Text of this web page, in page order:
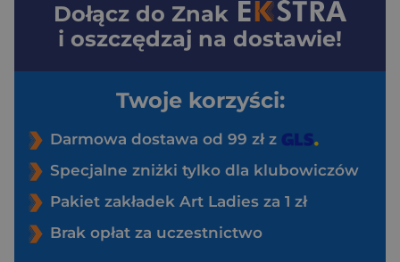
Dołącz do Znak
i oszczędzaj na dostawie!
Twoje korzyści:
Darmowa dostawa od 99 zł z
Specjalne zniżki tylko dla klubowiczów
Pakiet zakładek Art Ladies za 1 zł
Brak opłat za uczestnictwo